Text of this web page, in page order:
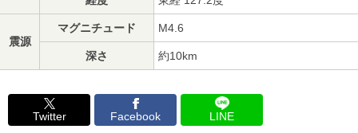
震源
マグニチュード M4.6
深さ 約10km
Twitter Facebook LINE